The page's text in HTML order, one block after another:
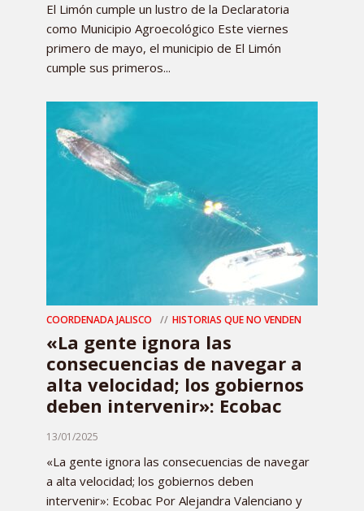
El Limón cumple un lustro de la Declaratoria
como Municipio Agroecológico Este viernes
primero de mayo, el municipio de El Limón
cumple sus primeros...
COORDENADA JALISCO HISTORIAS QUE NO VENDEN
«La gente ignora las
consecuencias de navegar a
alta velocidad; los gobiernos
deben intervenir»: Ecobac
13/01/2025
«La gente ignora las consecuencias de navegar
a alta velocidad; los gobiernos deben
intervenir»: Ecobac Por Alejandra Valenciano y